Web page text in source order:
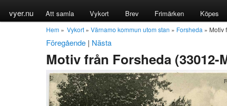
vyer.nu Att samla Vykort Brev Frimärken Köpes
Hem » Vykort » Värnamo kommun utom stan » Forsheda » Motiv
Föregående | Nästa
Motiv från Forsheda (33012-